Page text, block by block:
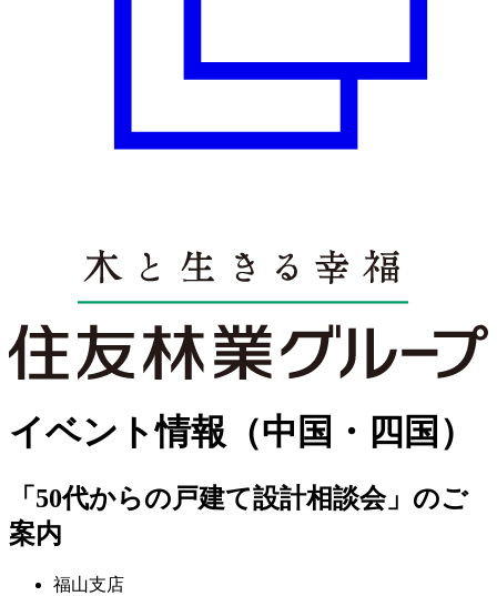
イベント情報（中国・四国）
「50代からの戸建て設計相談会」のご
案内
福山支店